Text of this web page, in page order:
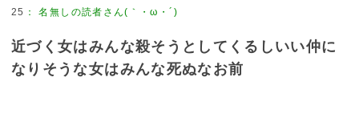
25 ：名無しの読者さん(｀・ω・´)
近づく女はみんな殺そうとしてくるしいい仲に
なりそうな女はみんな死ぬなお前